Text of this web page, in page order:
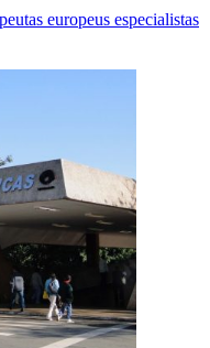
europeus especialistas